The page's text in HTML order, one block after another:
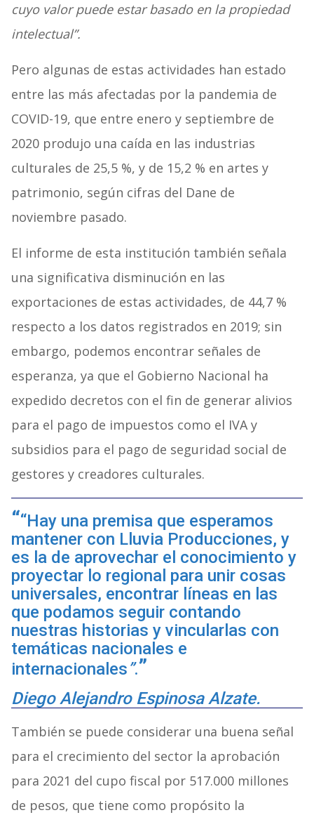
cuyo valor puede estar basado en la propiedad
intelectual”.
Pero algunas de estas actividades han estado
entre las más afectadas por la pandemia de
COVID-19, que entre enero y septiembre de
2020 produjo una caída en las industrias
culturales de 25,5 %, y de 15,2 % en artes y
patrimonio, según cifras del Dane de
noviembre pasado.
El informe de esta institución también señala
una significativa disminución en las
exportaciones de estas actividades, de 44,7 %
respecto a los datos registrados en 2019; sin
embargo, podemos encontrar señales de
esperanza, ya que el Gobierno Nacional ha
expedido decretos con el fin de generar alivios
para el pago de impuestos como el IVA y
subsidios para el pago de seguridad social de
gestores y creadores culturales.
“Hay una premisa que esperamos
mantener con Lluvia Producciones, y
es la de aprovechar el conocimiento y
proyectar lo regional para unir cosas
universales, encontrar líneas en las
que podamos seguir contando
nuestras historias y vincularlas con
temáticas nacionales e
internacionales”.
Diego Alejandro Espinosa Alzate.
También se puede considerar una buena señal
para el crecimiento del sector la aprobación
para 2021 del cupo fiscal por 517.000 millones
de pesos, que tiene como propósito la